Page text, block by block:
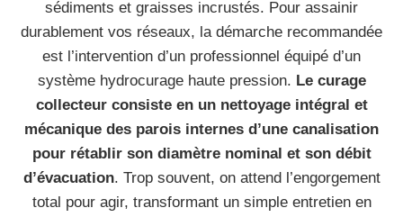
sédiments et graisses incrustés. Pour assainir
durablement vos réseaux, la démarche recommandée
est l’intervention d’un professionnel équipé d’un
système hydrocurage haute pression. Le curage
collecteur consiste en un nettoyage intégral et
mécanique des parois internes d’une canalisation
pour rétablir son diamètre nominal et son débit
d’évacuation. Trop souvent, on attend l’engorgement
total pour agir, transformant un simple entretien en